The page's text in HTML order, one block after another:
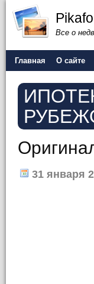
Все о
Главная О сайте
31 января